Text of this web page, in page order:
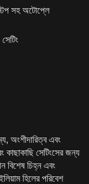
সহ অটোপ্লে
অংশীদারিত্ব এবং
সেটিংসের জন্য
বিশেষ চিহ্ন এবং
হিলের পরিবেশ